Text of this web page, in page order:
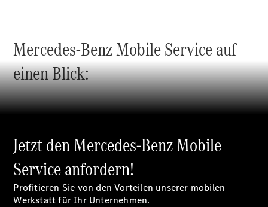
Services
Individuelle
Beratung
Mobilitätslösungen
Intelligente
Fahrzeugsteuerung
Qualität
vereinbaren
Mercedes-Benz Mobile Service auf
einen Blick:
Jetzt den Mercedes-Benz Mobile
Service anfordern!
Profitieren Sie von den Vorteilen unserer mobilen
Werkstatt für Ihr Unternehmen.